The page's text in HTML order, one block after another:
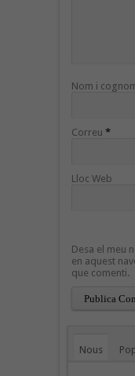
Nom i
Correu *
Lloc Web
Desa el meu
en aquest
que comenti.
Nous